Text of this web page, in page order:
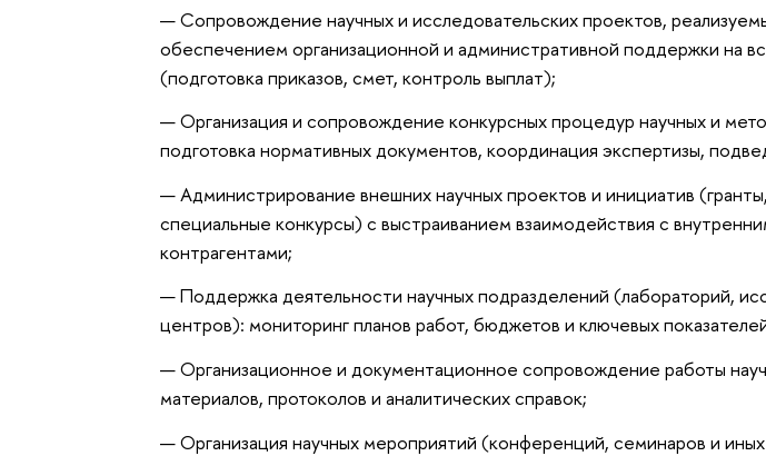
— Сопровождение научных и исследовательских проектов,
обеспечением организационной и административной поддержки на
(подготовка приказов, смет, контроль выплат);
— Организация и сопровождение конкурсных процедур научных и
подготовка нормативных документов, координация экспертизы,
— Администрирование внешних научных проектов и инициатив
специальные конкурсы) с выстраиванием взаимодействия с
контрагентами;
— Поддержка деятельности научных подразделений (лабораторий,
центров): мониторинг планов работ, бюджетов и ключевых
— Организационное и документационное сопровождение работы
материалов, протоколов и аналитических справок;
— Организация научных мероприятий (конференций, семинаров и